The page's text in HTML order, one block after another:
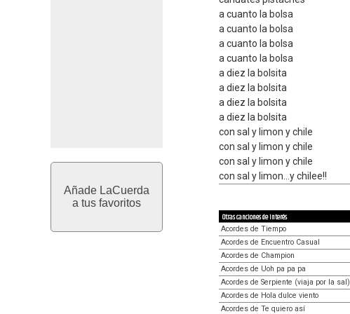
Añade LaCuerda
a tus favoritos
a cuanto la bolsa
a cuanto la bolsa
a cuanto la bolsa
a cuanto la bolsa
a diez la bolsita
a diez la bolsita
a diez la bolsita
a diez la bolsita
con sal y limon y chile
con sal y limon y chile
con sal y limon y chile
con sal y limon...y chilee!!
Otras canciones de interés
Acordes de Tiempo
Acordes de Encuentro Casual
Acordes de Champion
Acordes de Uoh pa pa pa
Acordes de Serpiente (viaja por la sal)
Acordes de Hola dulce viento
Acordes de Te quiero así